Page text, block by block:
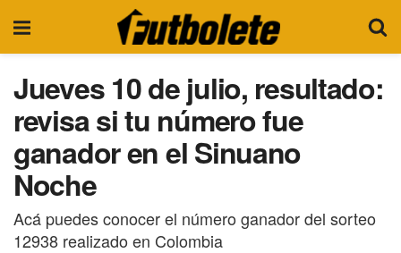
Jueves 10 de julio, resultado:
revisa si tu número fue
ganador en el Sinuano
Noche
Acá puedes conocer el número ganador del sorteo
12938 realizado en Colombia